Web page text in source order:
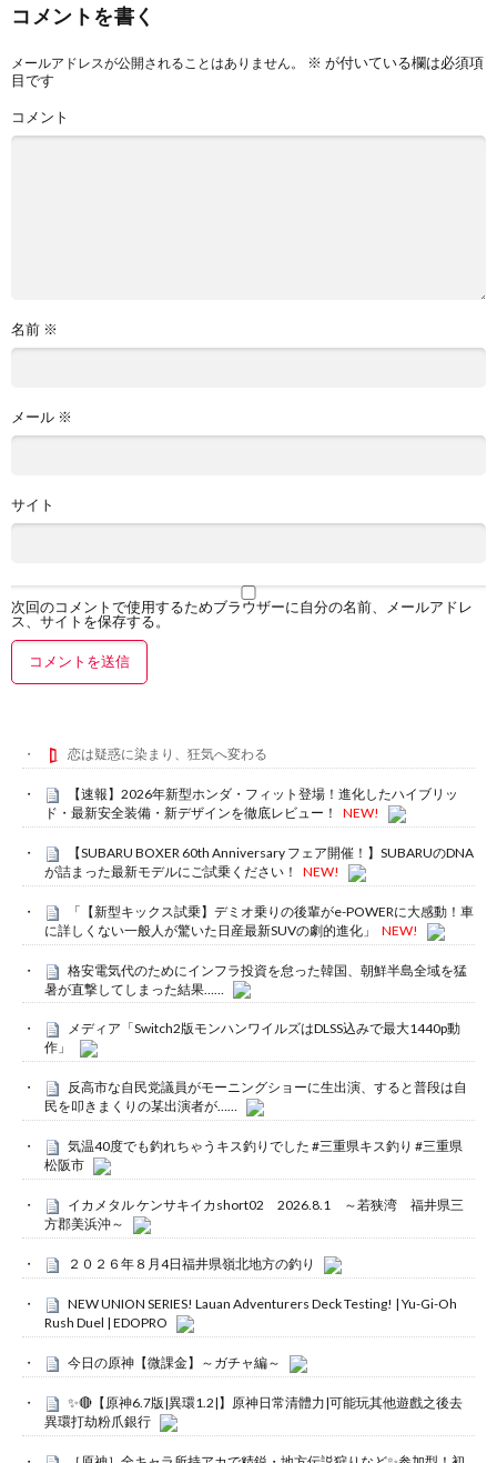
コメントを書く
メールアドレスが公開されることはありません。 ※ が付いている欄は必須項
目です
コメント
名前 ※
メール ※
サイト
次回のコメントで使用するためブラウザーに自分の名前、メールアドレ
ス、サイトを保存する。
恋は疑惑に染まり、狂気へ変わる
【速報】2026年新型ホンダ・フィット登場！進化したハイブリッ
ド・最新安全装備・新デザインを徹底レビュー！
NEW!
【SUBARU BOXER 60th Anniversary フェア開催！】SUBARUのDNA
が詰まった最新モデルにご試乗ください！
NEW!
「【新型キックス試乗】デミオ乗りの後輩がe-POWERに大感動！車
に詳しくない一般人が驚いた日産最新SUVの劇的進化」
NEW!
格安電気代のためにインフラ投資を怠った韓国、朝鮮半島全域を猛
暑が直撃してしまった結果……
メディア「Switch2版モンハンワイルズはDLSS込みで最大1440p動
作」
反高市な自民党議員がモーニングショーに生出演、すると普段は自
民を叩きまくりの某出演者が……
気温40度でも釣れちゃうキス釣りでした #三重県キス釣り #三重県
松阪市
イカメタル ケンサキイカshort02 2026.8.1 ～若狭湾 福井県三
方郡美浜沖～
２０２６年８月4日福井県嶺北地方の釣り
NEW UNION SERIES! Lauan Adventurers Deck Testing! | Yu-Gi-Oh
Rush Duel | EDOPRO
今日の原神【微課金】～ガチャ編～
✨🔴【原神6.7版|異環1.2|】原神日常清體力|可能玩其他遊戲之後去
異環打劫粉爪銀行